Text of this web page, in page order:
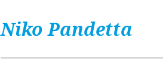
Niko Pandetta